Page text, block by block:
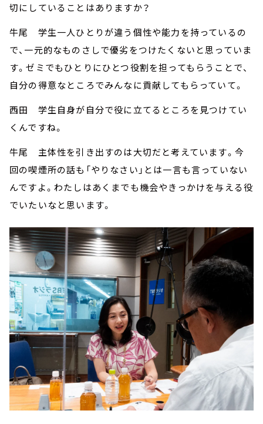
切にしていることはありますか？
牛尾 学生一人ひとりが違う個性や能力を持っているの
で、一元的なものさしで優劣をつけたくないと思っていま
す。ゼミでもひとりにひとつ役割を担ってもらうことで、
自分の得意なところでみんなに貢献してもらっていて。
西田 学生自身が自分で役に立てるところを見つけてい
くんですね。
牛尾 主体性を引き出すのは大切だと考えています。今
回の喫煙所の話も「やりなさい」とは一言も言っていない
んですよ。わたしはあくまでも機会やきっかけを与える役
でいたいなと思います。